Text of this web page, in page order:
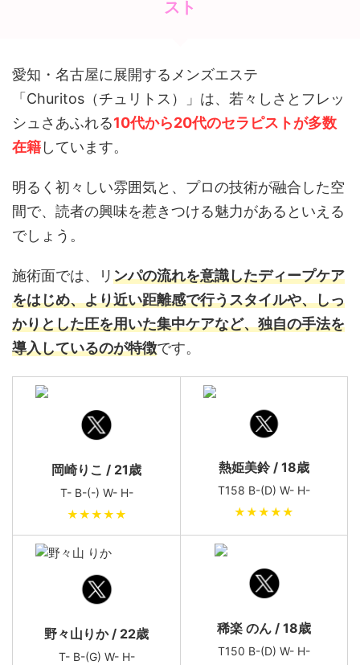
スト
愛知・名古屋に展開するメンズエステ
「Churitos（チュリトス）」は、若々しさとフレッ
シュさあふれる10代から20代のセラピストが多数
在籍しています。
明るく初々しい雰囲気と、プロの技術が融合した空
間で、読者の興味を惹きつける魅力があるといえる
でしょう。
施術面では、リンパの流れを意識したディープケア
をはじめ、より近い距離感で行うスタイルや、しっ
かりとした圧を用いた集中ケアなど、独自の手法を
導入しているのが特徴です。
岡崎りこ / 21歳
T- B-(-) W- H-
★★★★★
熱姫美鈴 / 18歳
T158 B-(D) W- H-
★★★★★
野々山りか / 22歳
T- B-(G) W- H-
稀楽 のん / 18歳
T150 B-(D) W- H-